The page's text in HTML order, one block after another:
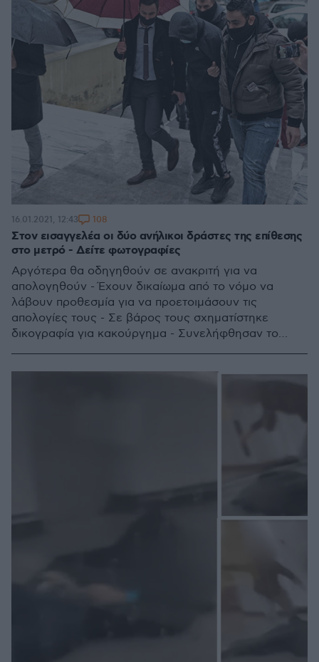
Στον εισαγγελέα οι δύο ανήλικοι δράστες της επίθεσης
στο μετρό - Δείτε φωτογραφίες
Αργότερα θα οδηγηθούν σε ανακριτή για να
απολογηθούν - Έχουν δικαίωμα από το νόμο να
λάβουν προθεσμία για να προετοιμάσουν τις
απολογίες τους - Σε βάρος τους σχηματίστηκε
δικογραφία για κακούργημα - Συνελήφθησαν το
16.01.2021, 12:43 108